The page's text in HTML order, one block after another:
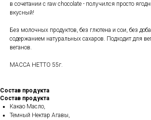
в сочетании с raw chocolate - получился просто
вкусный!
Без молочных продуктов, без глютена и сои, без
содержанием натуральных сахаров. Подходит для
веганов.
МАССА НЕТТО 55г.
Состав продукта
Состав продукта
Какао Масло,
Темный Нектар Агавы,